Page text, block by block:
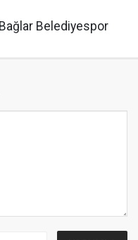
Belediyespor